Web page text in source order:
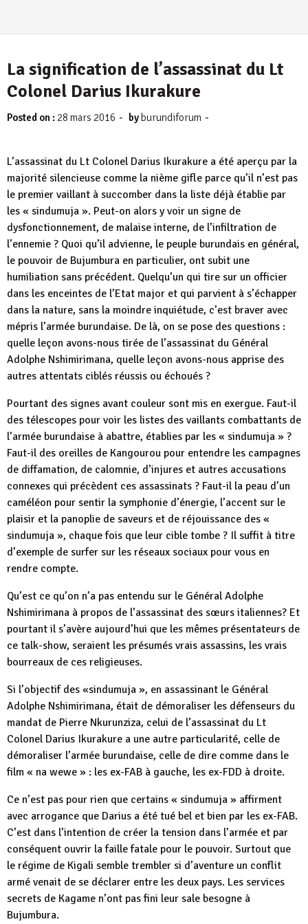
La signification de l’assassinat du Lt
Colonel Darius Ikurakure
Posted on : 28 mars 2016 - by burundiforum -
L’assassinat du Lt Colonel Darius Ikurakure a été aperçu par la
majorité silencieuse comme la nième gifle parce qu’il n’est pas
le premier vaillant à succomber dans la liste déjà établie par
les « sindumuja ». Peut-on alors y voir un signe de
dysfonctionnement, de malaise interne, de l’infiltration de
l’ennemie ? Quoi qu’il advienne, le peuple burundais en général,
le pouvoir de Bujumbura en particulier, ont subit une
humiliation sans précédent. Quelqu’un qui tire sur un officier
dans les enceintes de l’Etat major et qui parvient à s’échapper
dans la nature, sans la moindre inquiétude, c’est braver avec
mépris l’armée burundaise. De là, on se pose des questions :
quelle leçon avons-nous tirée de l’assassinat du Général
Adolphe Nshimirimana, quelle leçon avons-nous apprise des
autres attentats ciblés réussis ou échoués ?
Pourtant des signes avant couleur sont mis en exergue. Faut-il
des télescopes pour voir les listes des vaillants combattants de
l’armée burundaise à abattre, établies par les « sindumuja » ?
Faut-il des oreilles de Kangourou pour entendre les campagnes
de diffamation, de calomnie, d’injures et autres accusations
connexes qui précèdent ces assassinats ? Faut-il la peau d’un
caméléon pour sentir la symphonie d’énergie, l’accent sur le
plaisir et la panoplie de saveurs et de réjouissance des «
sindumuja », chaque fois que leur cible tombe ? Il suffit à titre
d’exemple de surfer sur les réseaux sociaux pour vous en
rendre compte.
Qu’est ce qu’on n’a pas entendu sur le Général Adolphe
Nshimirimana à propos de l’assassinat des sœurs italiennes? Et
pourtant il s’avère aujourd’hui que les mêmes présentateurs de
ce talk-show, seraient les présumés vrais assassins, les vrais
bourreaux de ces religieuses.
Si l’objectif des «sindumuja », en assassinant le Général
Adolphe Nshimirimana, était de démoraliser les défenseurs du
mandat de Pierre Nkurunziza, celui de l’assassinat du Lt
Colonel Darius Ikurakure a une autre particularité, celle de
démoraliser l’armée burundaise, celle de dire comme dans le
film « na wewe » : les ex-FAB à gauche, les ex-FDD à droite.
Ce n’est pas pour rien que certains « sindumuja » affirment
avec arrogance que Darius a été tué bel et bien par les ex-FAB.
C’est dans l’intention de créer la tension dans l’armée et par
conséquent ouvrir la faille fatale pour le pouvoir. Surtout que
le régime de Kigali semble trembler si d’aventure un conflit
armé venait de se déclarer entre les deux pays. Les services
secrets de Kagame n’ont pas fini leur sale besogne à
Bujumbura.